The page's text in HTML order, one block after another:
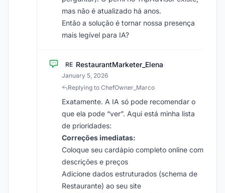
mas não é atualizado há anos.
Então a solução é tornar nossa presença
mais legível para IA?
RE RestaurantMarketer_Elena·
January 5, 2026
Replying to ChefOwner_Marco
Exatamente. A IA só pode recomendar o
que ela pode “ver”. Aqui está minha lista
de prioridades:
Correções imediatas:
Coloque seu cardápio completo online com
descrições e preços
Adicione dados estruturados (schema de
Restaurante) ao seu site